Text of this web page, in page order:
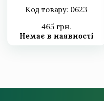
Код товару: 0623
465 грн.
Немає в наявності